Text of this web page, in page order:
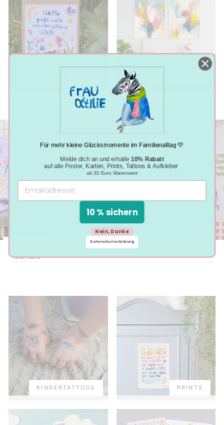
Schule
KINDERTATTOOS PRINTS
Für mehr kleine Glücksmomente im Familienalltag 💛
Melde dich an und erhalte10% Rabatt
auf alle Poster, Karten, Prints, Tattoos & Aufkleber
ab 30 Euro Warenwert
10 % sichern
Nein, Danke
Datenschutzerklärung